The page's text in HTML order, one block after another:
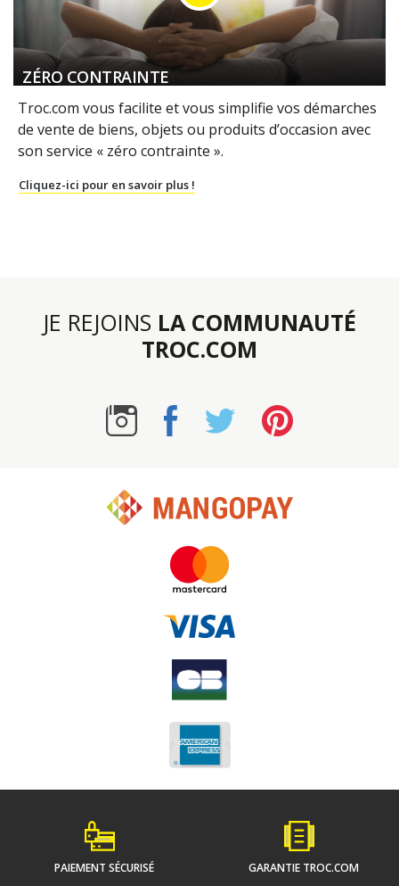
ZÉRO CONTRAINTE
Troc.com vous facilite et vous simplifie vos démarches
de vente de biens, objets ou produits d’occasion avec
son service « zéro contrainte ».
Cliquez-ici pour en savoir plus !
JE REJOINS LA COMMUNAUTÉ
TROC.COM
PAIEMENT SÉCURISÉ GARANTIE TROC.COM